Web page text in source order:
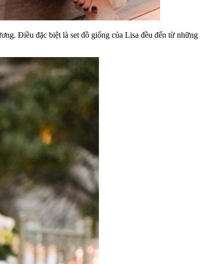
Điều đặc biệt là set đồ giống của Lisa đều đến từ những